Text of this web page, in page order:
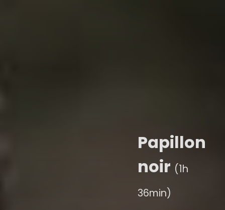
Papillon
noir (1h
36min)